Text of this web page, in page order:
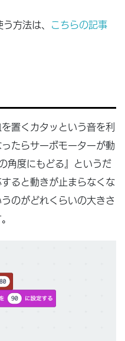
方法は、
こちらの記事
置くカタッという音を利
たらサーボモーターが動
角度にもどる』というだ
ると動きが止まらなくな
のがどれくらいの大きさ